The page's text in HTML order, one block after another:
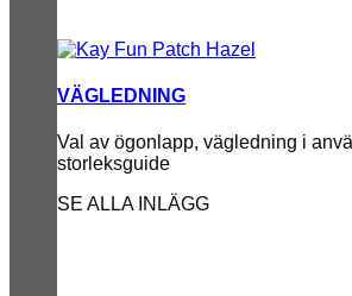
VÄGLEDNING
Val av ögonlapp, vägledning i
storleksguide
SE ALLA INLÄGG